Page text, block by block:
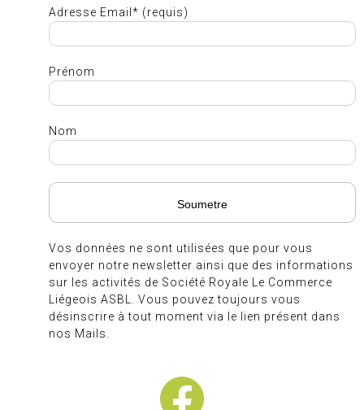
Adresse Email* (requis)
Prénom
Nom
Vos données ne sont utilisées que pour vous
envoyer notre newsletter ainsi que des informations
sur les activités de Société Royale Le Commerce
Liégeois ASBL. Vous pouvez toujours vous
désinscrire à tout moment via le lien présent dans
nos Mails.